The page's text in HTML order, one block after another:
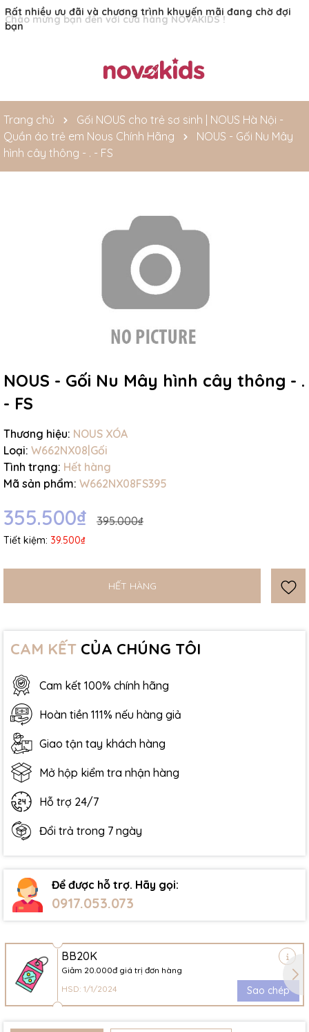
Rất nhiều ưu đãi và chương trình khuyến mãi đang chờ đợi
bạn
Trang chủ
Gối NOUS cho trẻ sơ sinh | NOUS Hà Nội -
Quần áo trẻ em Nous Chính Hãng
NOUS - Gối Nu Mây
hình cây thông - . - FS
NOUS - Gối Nu Mây hình cây thông - .
- FS
Thương hiệu: NOUS XÓA
Loại: W662NX08|Gối
Tình trạng: Hết hàng
Mã sản phẩm: W662NX08FS395
355.500₫ 395.000₫
Tiết kiệm: 39.500₫
HẾT HÀNG
CAM KẾT CỦA CHÚNG TÔI
Cam kết 100% chính hãng
Hoàn tiền 111% nếu hàng giả
Giao tận tay khách hàng
Mở hộp kiểm tra nhận hàng
Hỗ trợ 24/7
Đổi trả trong 7 ngày
Để được hỗ trợ. Hãy gọi:
0917.053.073
BB20K
Giảm 20.000đ giá trị đơn hàng
HSD: 1/1/2024
Sao chép
Mã giảm giá:
Ngày hết hạn:
Điều kiện: